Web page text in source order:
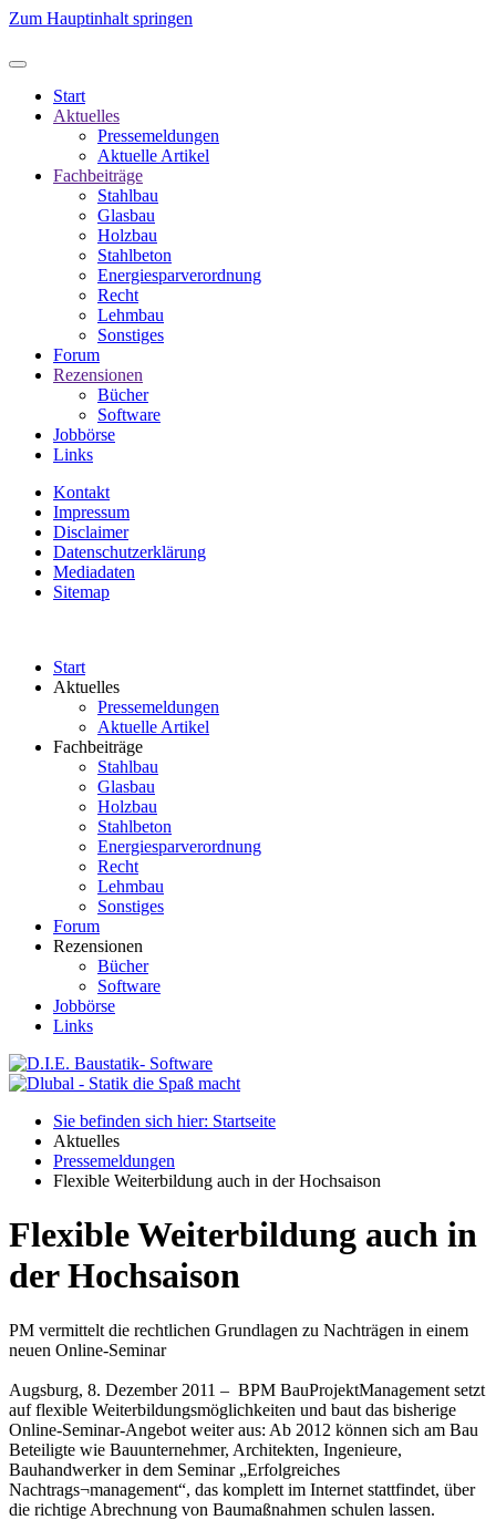
Zum Hauptinhalt springen
Start
Aktuelles
Pressemeldungen
Aktuelle Artikel
Fachbeiträge
Stahlbau
Glasbau
Holzbau
Stahlbeton
Energiesparverordnung
Recht
Lehmbau
Sonstiges
Forum
Rezensionen
Bücher
Software
Jobbörse
Links
Kontakt
Impressum
Disclaimer
Datenschutzerklärung
Mediadaten
Sitemap
Start
Aktuelles
Pressemeldungen
Aktuelle Artikel
Fachbeiträge
Stahlbau
Glasbau
Holzbau
Stahlbeton
Energiesparverordnung
Recht
Lehmbau
Sonstiges
Forum
Rezensionen
Bücher
Software
Jobbörse
Links
Sie befinden sich hier: Startseite
Aktuelles
Pressemeldungen
Flexible Weiterbildung auch in der Hochsaison
Flexible Weiterbildung auch in
der Hochsaison
PM vermittelt die rechtlichen Grundlagen zu Nachträgen in einem
neuen Online-Seminar
Augsburg, 8. Dezember 2011 – BPM BauProjektManagement setzt
auf flexible Weiterbildungsmöglichkeiten und baut das bisherige
Online-Seminar-Angebot weiter aus: Ab 2012 können sich am Bau
Beteiligte wie Bauunternehmer, Architekten, Ingenieure,
Bauhandwerker in dem Seminar „Erfolgreiches
Nachtrags¬management“, das komplett im Internet stattfindet, über
die richtige Abrechnung von Baumaßnahmen schulen lassen.